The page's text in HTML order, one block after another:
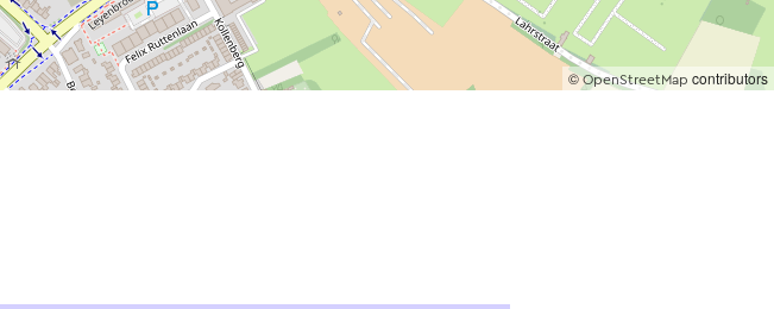
©OpenStreetMap contributors